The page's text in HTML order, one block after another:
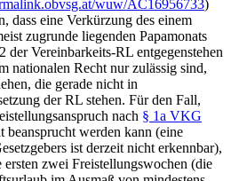
wuw/AC16956733)
dass eine Verkürzung des einem
zugrunde liegenden Papamonats
der Vereinbarkeits-RL entgegenstehen
nationalen Recht nur zulässig sind,
die gerade nicht in
der RL stehen. Für den Fall,
nach § 1a VKG
werden kann (eine
ist derzeit nicht erkennbar),
ersten zwei Freistellungswochen (die